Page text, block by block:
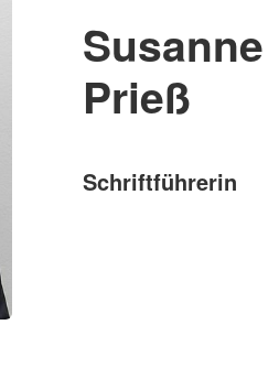
Susanne
Prieß
Schriftführerin